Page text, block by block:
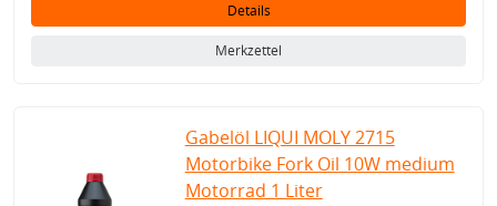
Details
Merkzettel
Gabelöl LIQUI MOLY 2715
Motorbike Fork Oil 10W medium
Motorrad 1 Liter